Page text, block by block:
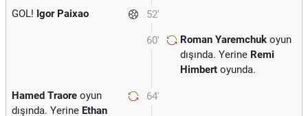
52'
GOL! Igor Paixao
60' Roman Yaremchuk oyun
dışında. Yerine Remi
Himbert oyunda.
64'
Hamed Traore oyun
dışında. Yerine Ethan